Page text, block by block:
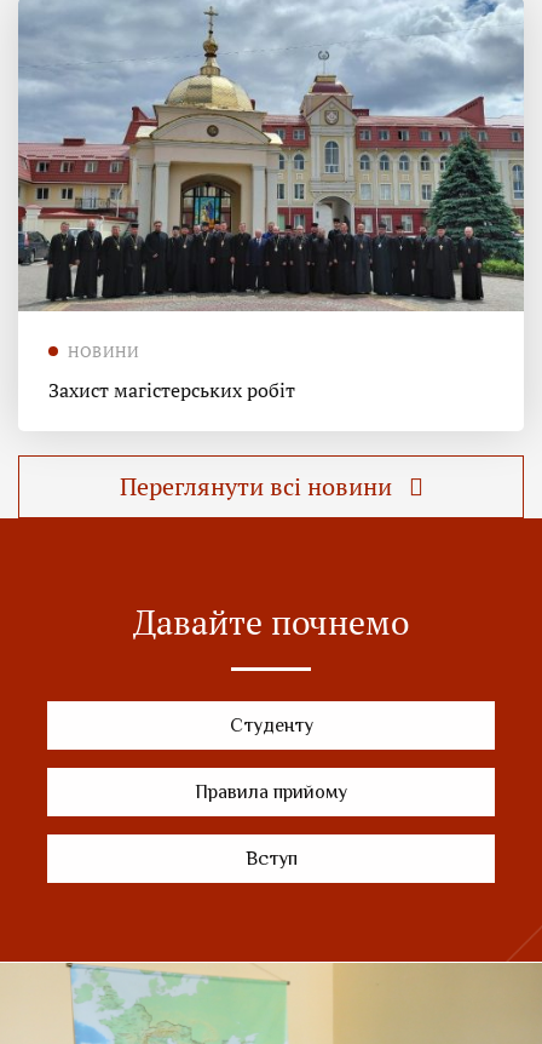
НОВИНИ
Захист магістерських робіт
Переглянути всі новини
Давайте почнемо
Студенту
Правила прийому
Вступ